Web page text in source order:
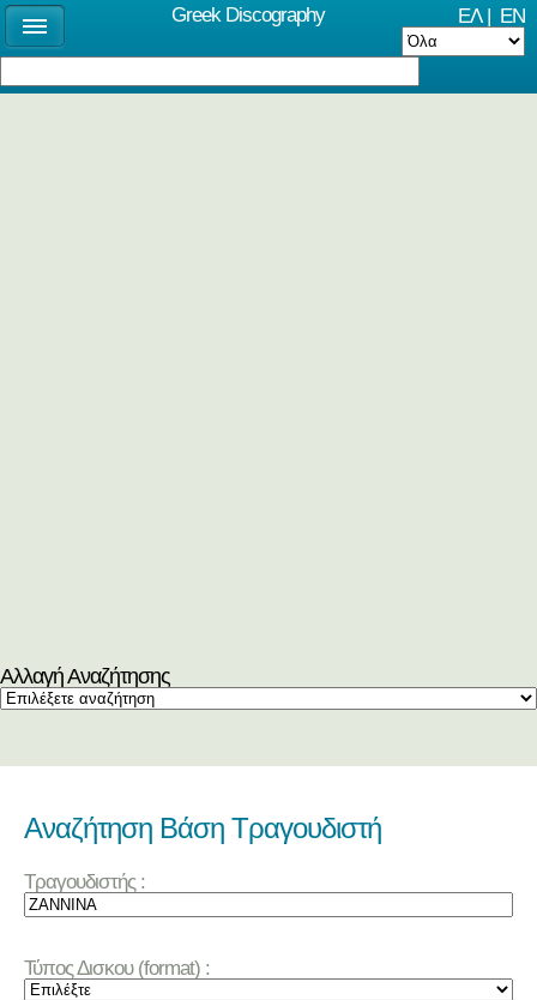
ΕΛ| EN
Αλλαγή Αναζήτησης
Αναζήτηση Βάση Τραγουδιστή
Τραγουδιστής :
Τύπος Δισκου (format) :
Greek Discography